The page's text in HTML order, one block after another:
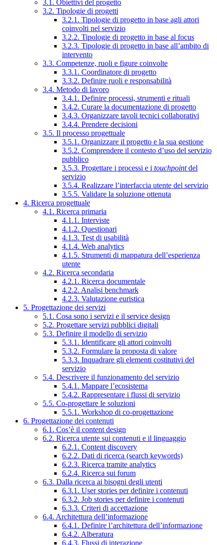
3.1. Obiettivi del progetto
3.2. Tipologie di progetti
3.2.1. Tipologie di progetto in base agli attori
coinvolti nel servizio
3.2.2. Tipologie di progetto in base al focus
3.2.3. Tipologie di progetto in base all’ambito di
intervento
3.3. Competenze, ruoli e figure coinvolte
3.3.1. Coordinatore di progetto
3.3.2. Definire ruoli e responsabilità
3.4. Metodo di lavoro
3.4.1. Definire processi, strumenti e rituali
3.4.2. Curare la documentazione di progetto
3.4.3. Organizzare tavoli tecnici collaborativi
3.4.4. Prendere decisioni
3.5. Il processo progettuale
3.5.1. Organizzare il progetto e la sua gestione
3.5.2. Comprendere il contesto d’uso del servizio
pubblico
3.5.3. Progettare i processi e i touchpointdel
servizio
3.5.4. Realizzare l’interfaccia utente del servizio
3.5.5. Validare la soluzione ottenuta
4. Ricerca progettuale
4.1. Ricerca primaria
4.1.1. Interviste
4.1.2. Questionari
4.1.3. Test di usabilità
4.1.4. Web analytics
4.1.5. Strumenti di mappatura dell’esperienza
utente
4.2. Ricerca secondaria
4.2.1. Ricerca documentale
4.2.2. Analisi benchmark
4.2.3. Valutazione euristica
5. Progettazione dei servizi
5.1. Cosa sono i servizi e il service design
5.2. Progettare servizi pubblici digitali
5.3. Definire il modello di servizio
5.3.1. Identificare gli attori coinvolti
5.3.2. Formulare la proposta di valore
5.3.3. Inquadrare gli elementi costitutivi del
servizio
5.4. Descrivere il funzionamento del servizio
5.4.1. Mappare l’ecosistema
5.4.2. Rappresentare i flussi di servizio
5.5. Co-progettare le soluzioni
5.5.1. Workshop di co-progettazione
6. Progettazione dei contenuti
6.1. Cos’è il content design
6.2. Ricerca utente sui contenuti e il linguaggio
6.2.1. Content discovery
6.2.2. Dati di ricerca (search keywords)
6.2.3. Ricerca tramite analytics
6.2.4. Ricerca sui forum
6.3. Dalla ricerca ai bisogni degli utenti
6.3.1. User stories per definire i contenuti
6.3.2. Job stories per definire i contenuti
6.3.3. Criteri di accettazione
6.4. Architettura dell’informazione
6.4.1. Definire l’architettura dell’informazione
6.4.2. Alberatura
6.4.3. Flussi di interazione